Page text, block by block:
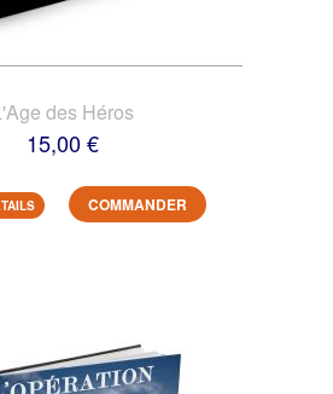
des Héros
15,00 €
COMMANDER